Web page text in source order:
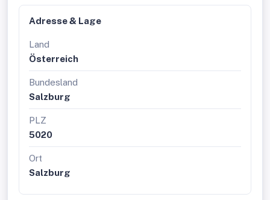
Adresse & Lage
Land
Österreich
Bundesland
Salzburg
PLZ
5020
Ort
Salzburg